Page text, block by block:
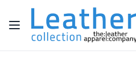
Ir al contenido
Toggle Nav